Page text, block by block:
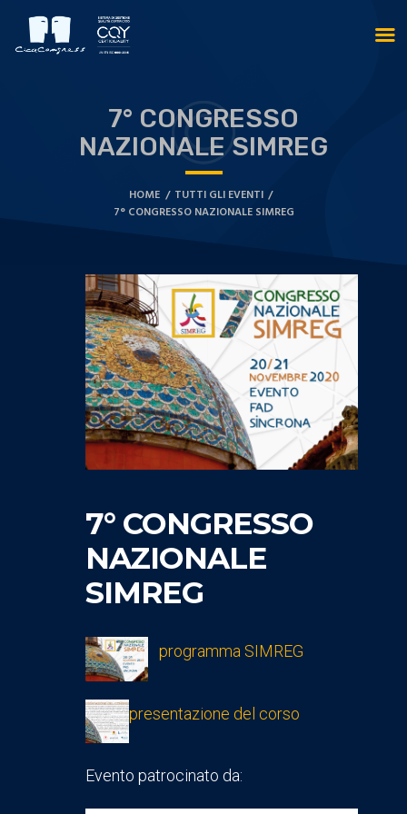
7° CONGRESSO
NAZIONALE SIMREG
HOME
TUTTI GLI EVENTI
7° CONGRESSO NAZIONALE SIMREG
7° CONGRESSO
NAZIONALE
SIMREG
programma SIMREG
presentazione del corso
Evento patrocinato da: